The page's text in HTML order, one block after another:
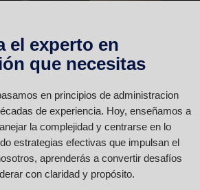
el experto en
que necesitas
en principios de administracion
de experiencia. Hoy, enseñamos a
la complejidad y centrarse en lo
estrategias efectivas que impulsan el
aprenderás a convertir desafíos
con claridad y propósito.